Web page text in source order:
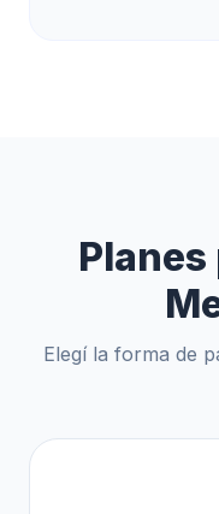
Planes
Elegí la forma de